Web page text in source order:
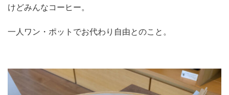
けどみんなコーヒー。
一人ワン・ポットでお代わり自由とのこと。